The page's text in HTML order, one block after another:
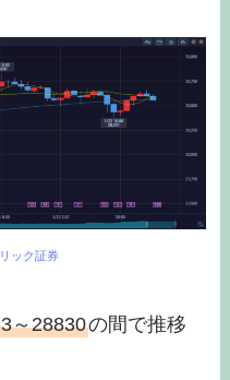
ック証券
～28830の間で推移